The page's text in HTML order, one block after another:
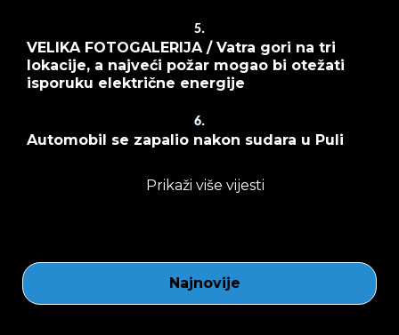
5.
VELIKA FOTOGALERIJA / Vatra gori na tri
lokacije, a najveći požar mogao bi otežati
isporuku električne energije
6.
Automobil se zapalio nakon sudara u Puli
Prikaži više vijesti
Najnovije